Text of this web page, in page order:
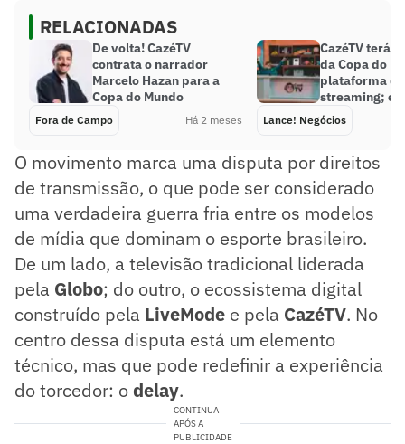
RELACIONADAS
De volta! CazéTV
contrata o narrador
Marcelo Hazan para a
Copa do Mundo
Fora de Campo Há 2 meses
CazéTV terá
da Copa do
plataforma de
streaming;
Lance! Negócios
O movimento marca uma disputa por direitos
de transmissão, o que pode ser considerado
uma verdadeira guerra fria entre os modelos
de mídia que dominam o esporte brasileiro.
De um lado, a televisão tradicional liderada
pela Globo; do outro, o ecossistema digital
construído pela LiveMode e pela CazéTV. No
centro dessa disputa está um elemento
técnico, mas que pode redefinir a experiência
do torcedor: o delay.
CONTINUA
APÓS A
PUBLICIDADE